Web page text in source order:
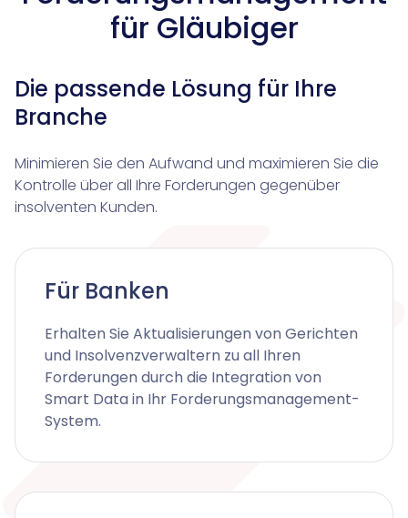
Plattform
Documents
Dokumenten Management System
Smart Data
alle Unternehmens- und Insolvenzdaten, die Sie
Legal Twin®
KI-Produkte
Contract Insights
KI-Vertragsanalyse für Unternehmen und
Smart Legal Research
KI-Agent zur Urteilsrecherche für Anwälte
Add-Ons
KI-Agenten für Advoware und Winsolvenz
Knowliah
Documents
Smart Data Business Information
für Gläubiger
Die passende Lösung für Ihre
Branche
Minimieren Sie den Aufwand und maximieren Sie die
Kontrolle über all Ihre Forderungen gegenüber
insolventen Kunden.
Für Banken
Erhalten Sie Aktualisierungen von Gerichten
und Insolvenzverwaltern zu all Ihren
Forderungen durch die Integration von
Smart Data in Ihr Forderungsmanagement-
System.